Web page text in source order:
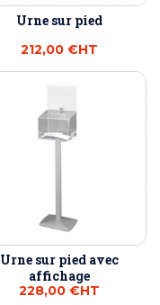
Urne sur pied
212,00 €HT
Urne sur pied avec
affichage
228,00 €HT